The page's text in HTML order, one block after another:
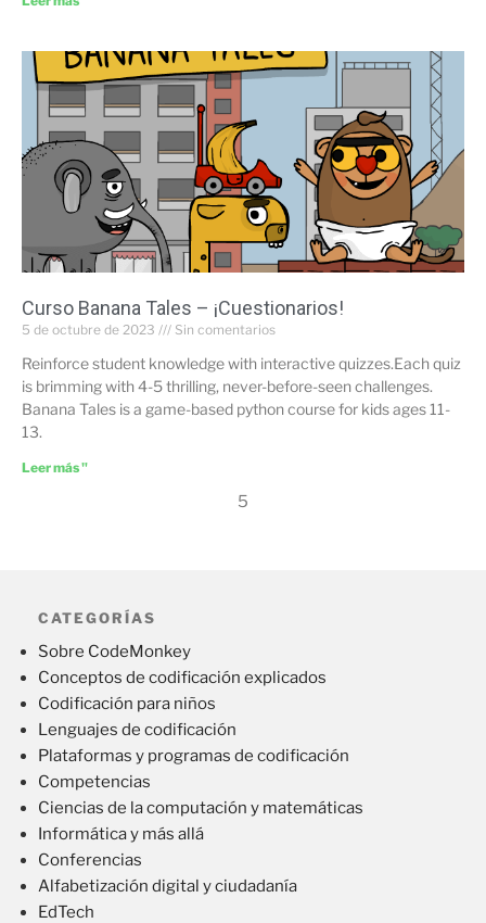
Curso Banana Tales – ¡Cuestionarios!
5 de octubre de 2023 Sin comentarios
Reinforce student knowledge with interactive quizzes.Each quiz
is brimming with 4-5 thrilling, never-before-seen challenges.
Banana Tales is a game-based python course for kids ages 11-
13.
Leer más "
5
CATEGORÍAS
Sobre CodeMonkey
Conceptos de codificación explicados
Codificación para niños
Lenguajes de codificación
Plataformas y programas de codificación
Competencias
Ciencias de la computación y matemáticas
Informática y más allá
Conferencias
Alfabetización digital y ciudadanía
EdTech